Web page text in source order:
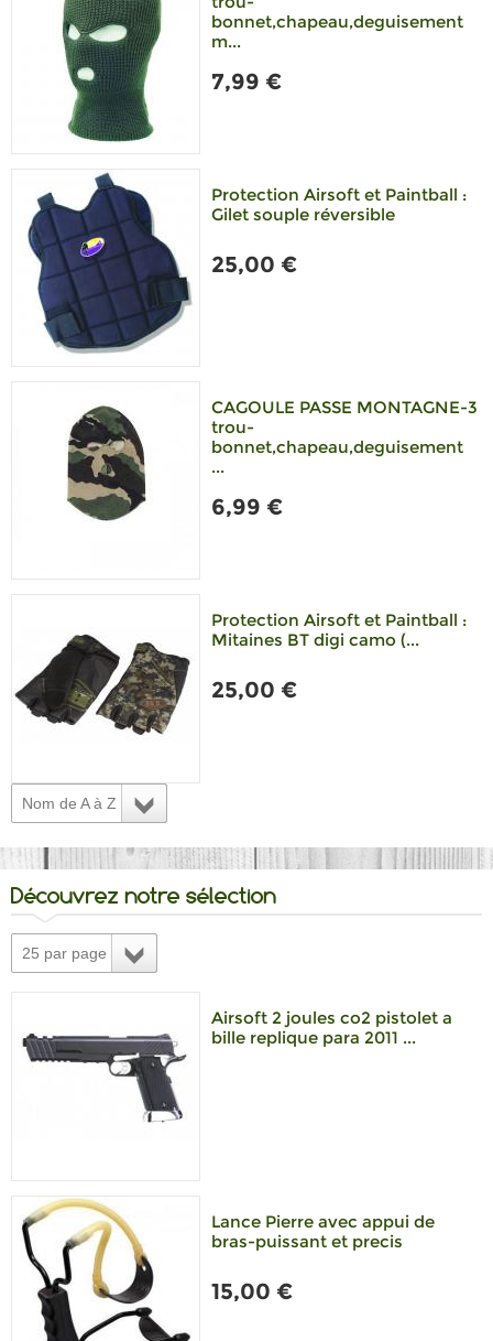
bonnet,chapeau,deguisement
m...
7,99 €
Protection Airsoft et Paintball :
Gilet souple réversible
25,00 €
CAGOULE PASSE MONTAGNE-3
trou-
bonnet,chapeau,deguisement
...
6,99 €
Protection Airsoft et Paintball :
Mitaines BT digi camo (...
25,00 €
Nom de A à Z
Découvrez notre sélection
25 par page
Airsoft 2 joules co2 pistolet a
bille replique para 2011 ...
Lance Pierre avec appui de
bras-puissant et precis
15,00 €